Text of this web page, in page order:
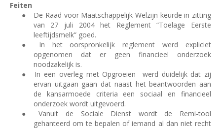
Feiten
●
De Raad voor Maatschappelijk Welzijn keurde in zitting
van 27 juli 2004 het Reglement “Toelage Eerste
leeftijdsmelk” goed.
●
In het oorspronkelijk reglement werd expliciet
opgenomen dat er geen financieel onderzoek
noodzakelijk is.
●
In een overleg met Opgroeien
werd duidelijk dat zij
ervan uitgaan gaan dat naast het beantwoorden aan
de kansarmoede criteria een sociaal en financieel
onderzoek wordt uitgevoerd.
●
Vanuit de Sociale Dienst wordt de Remi-tool
gehanteerd om te bepalen of iemand al dan niet recht